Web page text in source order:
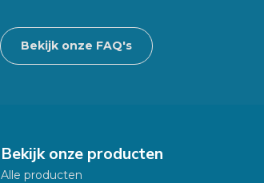
Bekijk onze FAQ's
Bekijk onze producten
Alle producten